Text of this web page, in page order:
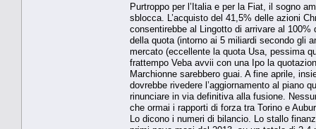
Purtroppo per l’Italia e per la Fiat, il sogno
sblocca. L’acquisto del 41,5% delle azioni
consentirebbe al Lingotto di arrivare al
della quota (intorno ai 5 miliardi secondo gli
mercato (eccellente la quota Usa, pessima
frattempo Veba avvii con una Ipo la
Marchionne sarebbero guai. A fine aprile,
dovrebbe rivedere l’aggiornamento al piano
rinunciare in via definitiva alla fusione.
che ormai i rapporti di forza tra Torino e
Lo dicono i numeri di bilancio. Lo stallo